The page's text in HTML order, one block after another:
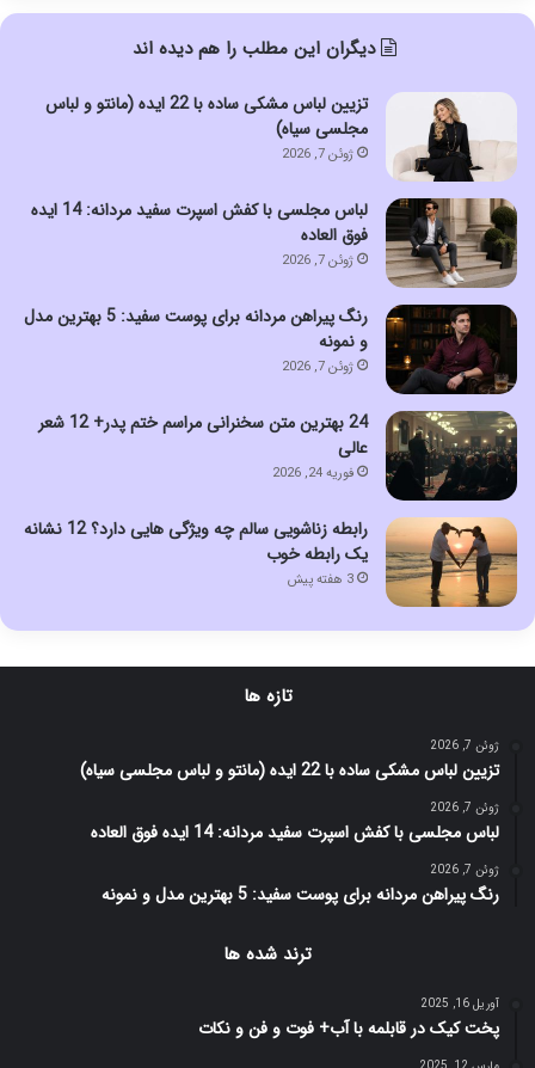
دیگران این مطلب را هم دیده اند
تزیین لباس مشکی ساده با 22 ایده (مانتو و لباس
مجلسی سیاه)
ژوئن 7, 2026
لباس مجلسی با کفش اسپرت سفید مردانه: 14 ایده
فوق العاده
ژوئن 7, 2026
رنگ پیراهن مردانه برای پوست سفید: 5 بهترین مدل
و نمونه
ژوئن 7, 2026
24 بهترین متن سخنرانی مراسم ختم پدر+ 12 شعر
عالی
فوریه 24, 2026
رابطه زناشویی سالم چه ویژگی هایی دارد؟ 12 نشانه
یک رابطه خوب
3 هفته پیش
تازه ها
ژوئن 7, 2026
تزیین لباس مشکی ساده با 22 ایده (مانتو و لباس مجلسی سیاه)
ژوئن 7, 2026
لباس مجلسی با کفش اسپرت سفید مردانه: 14 ایده فوق العاده
ژوئن 7, 2026
رنگ پیراهن مردانه برای پوست سفید: 5 بهترین مدل و نمونه
ترند شده ها
آوریل 16, 2025
پخت کیک در قابلمه با آب+ فوت و فن و نکات